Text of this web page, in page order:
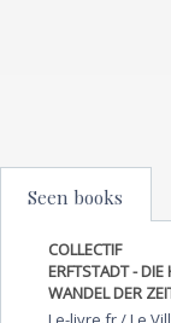
Seen books
COLLECTIF
ERFTSTADT -
WANDEL DER